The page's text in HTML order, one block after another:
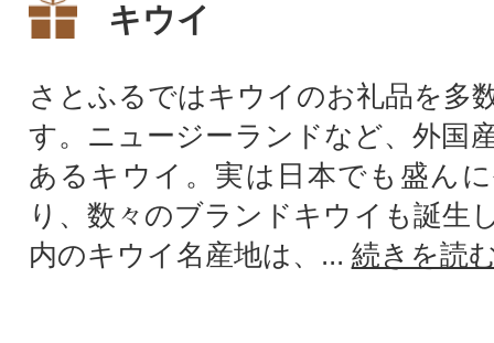
キウイ
さとふるではキウイのお礼品を多
す。ニュージーランドなど、外国
あるキウイ。実は日本でも盛ん
り、数々のブランドキウイも誕生
内のキウイ名産地は、... 続きを読